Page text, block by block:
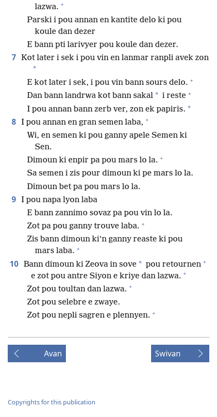
lazwa. +
Parski i pou annan en kantite delo ki pou
koule dan dezer
E bann pti larivyer pou koule dan dezer.
7 Kot later i sek i pou vin en lanmar ranpli avek zon
*
E kot later i sek, i pou vin bann sours delo. +
Dan bann landrwa kot bann sakal * i reste +
I pou annan bann zerb ver, zon ek papiris. *
8 I pou annan en gran semen laba, +
Wi, en semen ki pou ganny apele Semen ki
Sen.
Dimoun ki enpir pa pou mars lo la. +
Sa semen i zis pour dimoun ki pe mars lo la.
Dimoun bet pa pou mars lo la.
9 I pou napa lyon laba
E bann zannimo sovaz pa pou vin lo la.
Zot pa pou ganny trouve laba. +
Zis bann dimoun ki’n ganny reaste ki pou
mars laba. +
10 Bann dimoun ki Zeova in sove * pou retournen +
e zot pou antre Siyon e kriye dan lazwa. +
Zot pou toultan dan lazwa. +
Zot pou selebre e zwaye.
Zot pou nepli sagren e plennyen. +
Avan Swivan
Copyrights for this publication